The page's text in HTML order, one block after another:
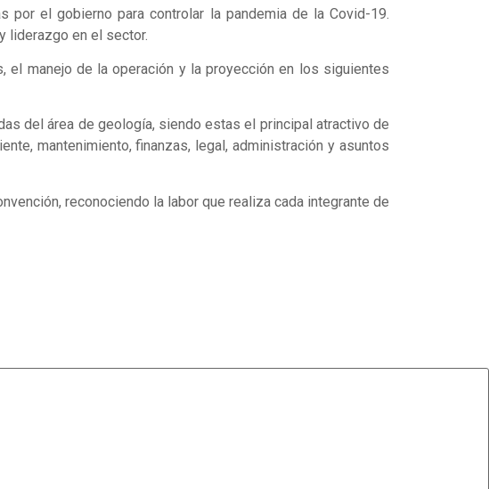
el gobierno para controlar la pandemia de la Covid-19.
liderazgo en el sector.
el manejo de la operación y la proyección en los siguientes
del área de geología, siendo estas el principal atractivo de
mantenimiento, finanzas, legal, administración y asuntos
reconociendo la labor que realiza cada integrante de